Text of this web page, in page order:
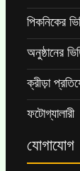
পিকনিকের
অনুষ্ঠানের
ক্রীড়া
ফটোগ্যালারী
যোগাযোগ